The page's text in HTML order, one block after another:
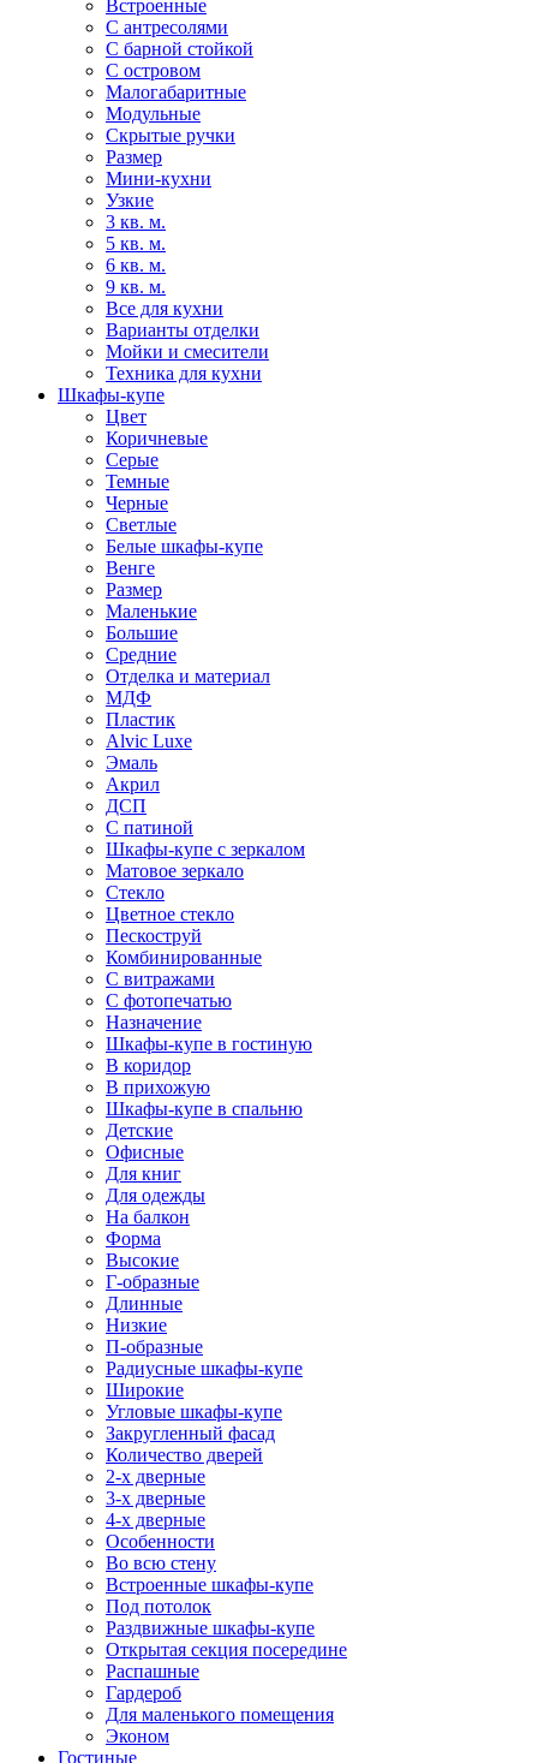
Встроенные
С антресолями
С барной стойкой
С островом
Малогабаритные
Модульные
Скрытые ручки
Размер
Мини-кухни
Узкие
3 кв. м.
5 кв. м.
6 кв. м.
9 кв. м.
Все для кухни
Варианты отделки
Мойки и смесители
Техника для кухни
Шкафы-купе
Цвет
Коричневые
Серые
Темные
Черные
Светлые
Белые шкафы-купе
Венге
Размер
Маленькие
Большие
Средние
Отделка и материал
МДФ
Пластик
Alvic Luxe
Эмаль
Акрил
ДСП
С патиной
Шкафы-купе с зеркалом
Матовое зеркало
Стекло
Цветное стекло
Пескоструй
Комбинированные
С витражами
С фотопечатью
Назначение
Шкафы-купе в гостиную
В коридор
В прихожую
Шкафы-купе в спальню
Детские
Офисные
Для книг
Для одежды
На балкон
Форма
Высокие
Г-образные
Длинные
Низкие
П-образные
Радиусные шкафы-купе
Широкие
Угловые шкафы-купе
Закругленный фасад
Количество дверей
2-х дверные
3-х дверные
4-х дверные
Особенности
Во всю стену
Встроенные шкафы-купе
Под потолок
Раздвижные шкафы-купе
Открытая секция посередине
Распашные
Гардероб
Для маленького помещения
Эконом
Гостиные